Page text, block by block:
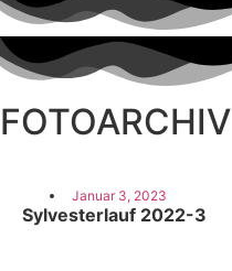
FOTOARCHIV
Januar 3, 2023
Sylvesterlauf 2022-3